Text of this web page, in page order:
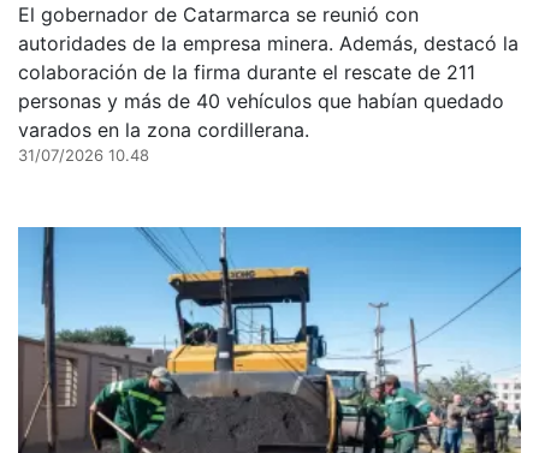
El gobernador de Catarmarca se reunió con
autoridades de la empresa minera. Además, destacó la
colaboración de la firma durante el rescate de 211
personas y más de 40 vehículos que habían quedado
varados en la zona cordillerana.
31/07/2026 10.48